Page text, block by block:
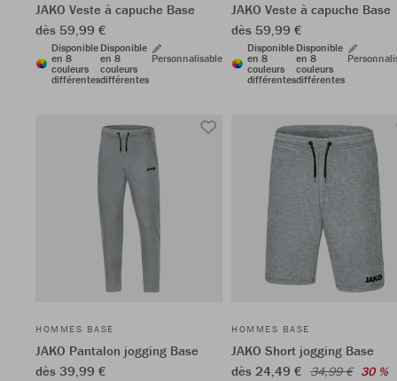
JAKO Veste à capuche Base
dès 59,99 €
Disponible
en 8
couleurs
différentes
Disponible
en 8
couleurs
différentes
Personnalisable
JAKO Veste à capuche Base
dès 59,99 €
Disponible
en 8
couleurs
différentes
Disponible
en 8
couleurs
différentes
HOMMES BASE
JAKO Pantalon jogging Base
dès 39,99 €
HOMMES BASE
JAKO Short jogging Base
dès 24,49 € 34,99 € 30 %